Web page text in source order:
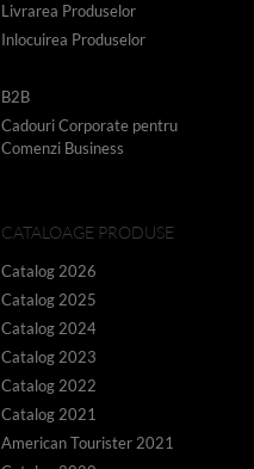
Livrarea Produselor
Inlocuirea Produselor
B2B
Cadouri Corporate pentru
Comenzi Business
CATALOAGE PRODUSE
Catalog 2026
Catalog 2025
Catalog 2024
Catalog 2023
Catalog 2022
Catalog 2021
American Tourister 2021